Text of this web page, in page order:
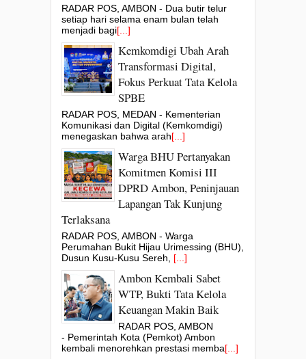
RADAR POS, AMBON - Dua butir telur
setiap hari selama enam bulan telah
menjadi bagi[...]
Kemkomdigi Ubah Arah
Transformasi Digital,
Fokus Perkuat Tata Kelola
SPBE
RADAR POS, MEDAN - Kementerian
Komunikasi dan Digital (Kemkomdigi)
menegaskan bahwa arah[...]
Warga BHU Pertanyakan
Komitmen Komisi III
DPRD Ambon, Peninjauan
Lapangan Tak Kunjung
Terlaksana
RADAR POS, AMBON - Warga
Perumahan Bukit Hijau Urimessing (BHU),
Dusun Kusu-Kusu Sereh, [...]
Ambon Kembali Sabet
WTP, Bukti Tata Kelola
Keuangan Makin Baik
RADAR POS, AMBON
- Pemerintah Kota (Pemkot) Ambon
kembali menorehkan prestasi memba[...]